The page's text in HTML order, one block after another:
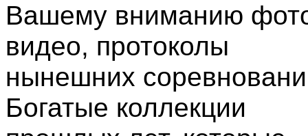
Вашему вниманию
видео, протоколы
нынешних
Богатые коллекции